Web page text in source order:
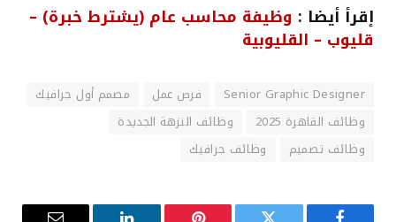
إقرأ أيضا : وظيفة محاسب عام (يشترط خبرة) –
قليوب – القليوبية
Senior Graphic Designer فرص عمل
مصمم أول جرافيك
وظائف القاهرة 2025
وظائف النزهة الجديدة
وظائف تصميم
وظائف جرافيك